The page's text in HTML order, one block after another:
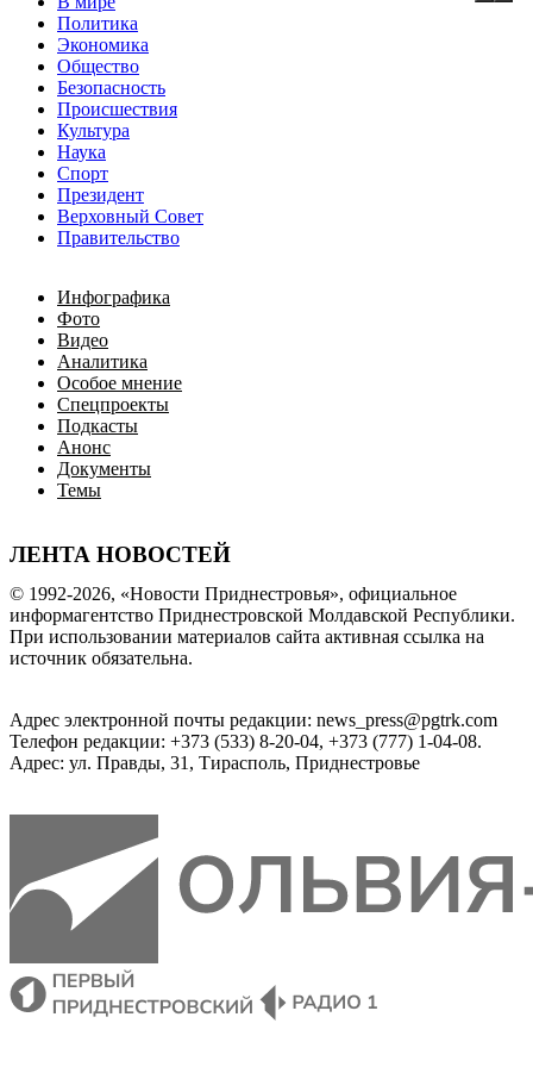
Политика
Экономика
Общество
Безопасность
Происшествия
Культура
Наука
Спорт
Президент
Верховный Совет
Правительство
Инфографика
Фото
Видео
Аналитика
Особое мнение
Спецпроекты
Подкасты
Анонс
Документы
Темы
ЛЕНТА НОВОСТЕЙ
© 1992-2026, «Новости Приднестровья», официальное
информагентство Приднестровской Молдавской Республики.
При использовании материалов сайта активная ссылка на
источник обязательна.
Адрес электронной почты редакции: news_press@pgtrk.com
Телефон редакции: +373 (533) 8-20-04, +373 (777) 1-04-08.
Адрес: ул. Правды, 31, Тирасполь, Приднестровье